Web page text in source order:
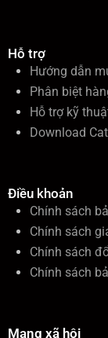
Hỗ trợ
Hướng dẫn
Phân biệt
Hỗ trợ kỹ
Download
Điều khoản
Chính sách
Chính sách
Chính sách
Chính sách
Mạng xã hội